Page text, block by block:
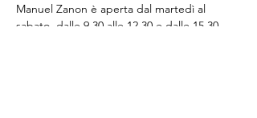
Manuel Zanon è aperta dal martedì al
sabato, dalle 9.30 alle 12.30 e dalle 15.30